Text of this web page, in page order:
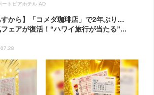
ートピアホテル AD
すから】「コメダ珈琲店」で2年ぶり…
フェアが復活！“ハワイ旅行が当たる”...